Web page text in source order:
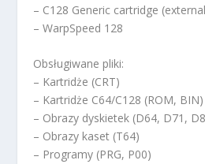
– C128 Generic cartridge
– WarpSpeed 128
Obsługiwane pliki:
– Kartridże (CRT)
– Kartridże C64/C128 (ROM, BIN)
– Obrazy dyskietek (D64, D71,
– Obrazy kaset (T64)
– Programy (PRG, P00)